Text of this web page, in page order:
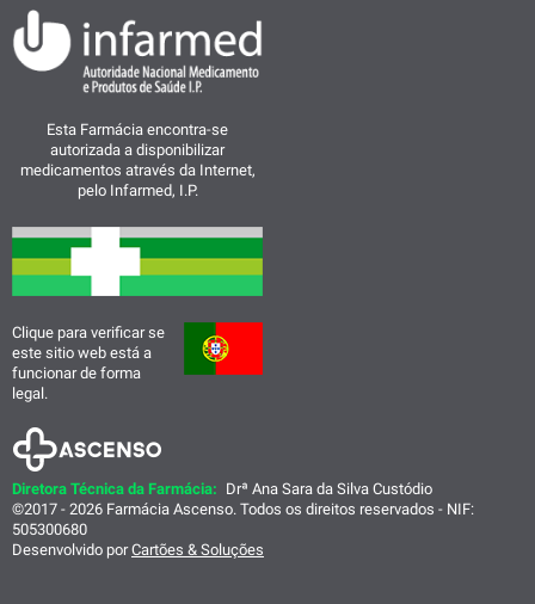
Esta Farmácia encontra-se
autorizada a disponibilizar
medicamentos através da Internet,
pelo Infarmed, I.P.
Clique para verificar se
este sitio web está a
funcionar de forma
legal.
Diretora Técnica da Farmácia: Drª Ana Sara da Silva Custódio
©2017 - 2026 Farmácia Ascenso. Todos os direitos reservados - NIF:
505300680
Desenvolvido porCartões & Soluções